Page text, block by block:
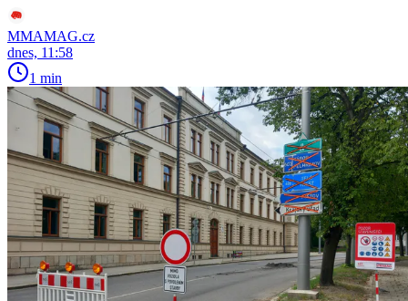
MMAMAG.cz
dnes, 11:58
1 min